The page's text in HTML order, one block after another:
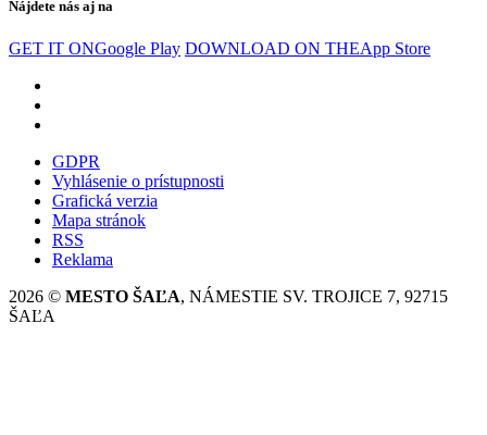
Nájdete nás aj na
GET IT ONGoogle Play DOWNLOAD ON THEApp Store
GDPR
Vyhlásenie o prístupnosti
Grafická verzia
Mapa stránok
RSS
Reklama
2026 © MESTO ŠAĽA, NÁMESTIE SV. TROJICE 7, 92715
ŠAĽA